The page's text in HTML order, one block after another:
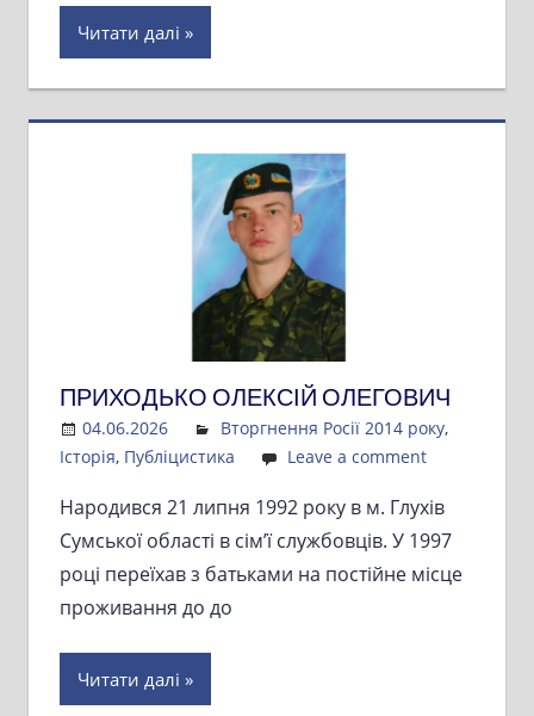
Читати далі
ПРИХОДЬКО ОЛЕКСІЙ ОЛЕГОВИЧ
04.06.2026 Admin
Вторгнення Росії 2014 року,
Історія, Публіцистика Leave a comment
Народився 21 липня 1992 року в м. Глухів
Сумської області в сім’ї службовців. У 1997
році переїхав з батьками на постійне місце
проживання до до
Читати далі